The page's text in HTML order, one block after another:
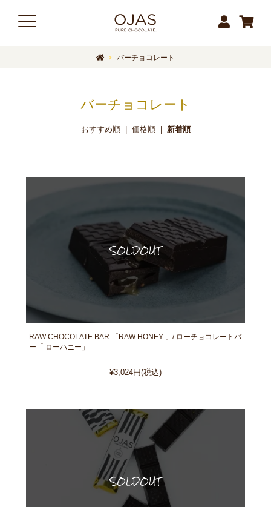
バーチョコレート
バーチョコレート
おすすめ順| 価格順| 新着順
RAW CHOCOLATE BAR 「RAW HONEY 」/ ローチョコレートバ
ー「 ローハニー」
¥3,024円(税込)